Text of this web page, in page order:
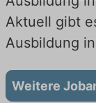
Aktuell gibt
Ausbildung
Weitere